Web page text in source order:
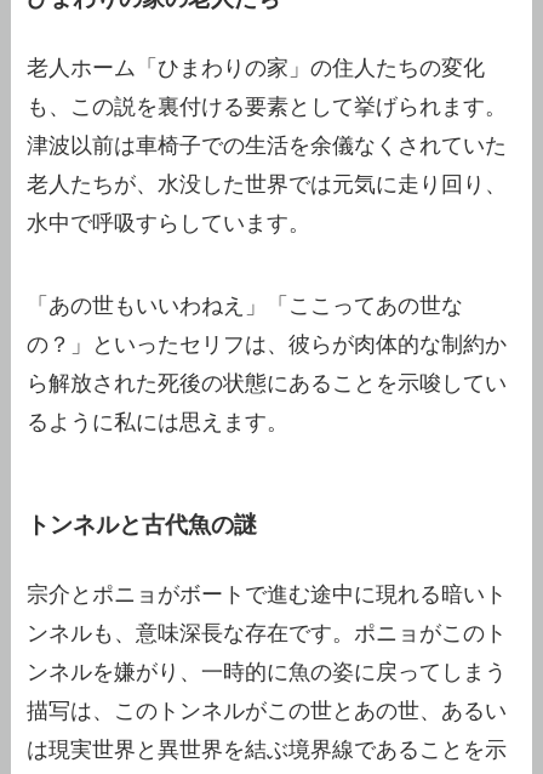
老人ホーム「ひまわりの家」の住人たちの変化
も、この説を裏付ける要素として挙げられます。
津波以前は車椅子での生活を余儀なくされていた
老人たちが、水没した世界では元気に走り回り、
水中で呼吸すらしています。
「あの世もいいわねえ」「ここってあの世な
の？」といったセリフは、彼らが肉体的な制約か
ら解放された死後の状態にあることを示唆してい
るように私には思えます。
トンネルと古代魚の謎
宗介とポニョがボートで進む途中に現れる暗いト
ンネルも、意味深長な存在です。ポニョがこのト
ンネルを嫌がり、一時的に魚の姿に戻ってしまう
描写は、このトンネルがこの世とあの世、あるい
は現実世界と異世界を結ぶ境界線であることを示